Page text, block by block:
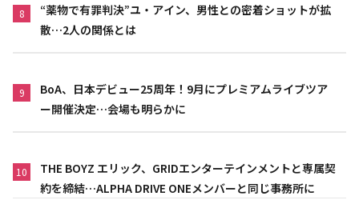
8
“薬物で有罪判決”ユ・アイン、男性との密着ショットが拡
散…2人の関係とは
9
BoA、日本デビュー25周年！9月にプレミアムライブツア
ー開催決定…会場も明らかに
10
THE BOYZ エリック、GRIDエンターテインメントと専属契
約を締結…ALPHA DRIVE ONEメンバーと同じ事務所に